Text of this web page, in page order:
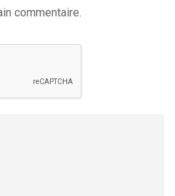
commentaire.